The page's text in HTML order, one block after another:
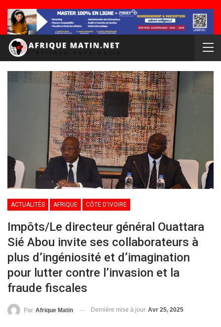
ACTUALITÉS AFRIQUE CÔTE D'IVOIRE
Impôts/Le directeur général Ouattara
Sié Abou invite ses collaborateurs à
plus d’ingéniosité et d’imagination
pour lutter contre l’invasion et la
fraude fiscales
Par Afrique Matin Dernière mise à jour Avr 25, 2025